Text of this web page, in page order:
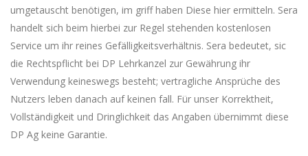
umgetauscht benötigen, im griff haben Diese hier ermitteln. Sera
handelt sich beim hierbei zur Regel stehenden kostenlosen
Service um ihr reines Gefälligkeitsverhältnis. Sera bedeutet, sic
die Rechtspflicht bei DP Lehrkanzel zur Gewährung ihr
Verwendung keineswegs besteht; vertragliche Ansprüche des
Nutzers leben danach auf keinen fall. Für unser Korrektheit,
Vollständigkeit und Dringlichkeit das Angaben übernimmt diese
DP Ag keine Garantie.